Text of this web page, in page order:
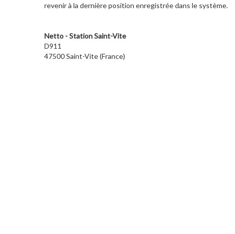
revenir à la dernière position enregistrée dans le système.
Netto - Station Saint-Vite
D911
47500 Saint-Vite (France)